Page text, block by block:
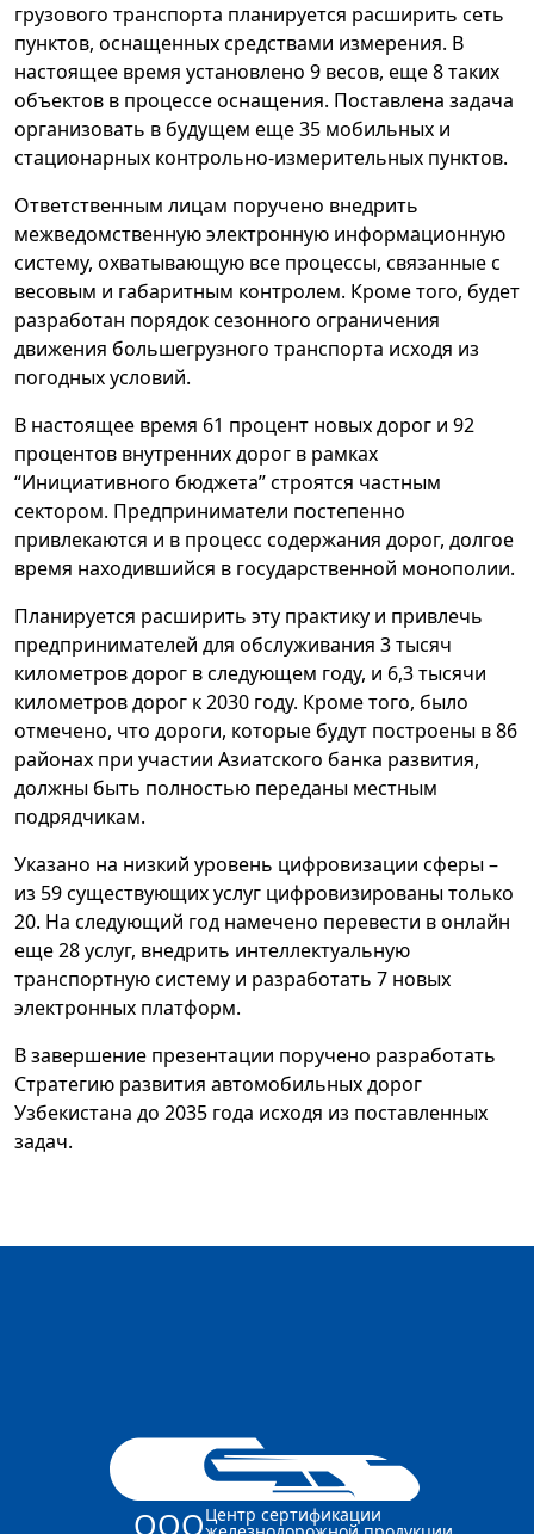
грузового транспорта планируется расширить сеть
пунктов, оснащенных средствами измерения. В
настоящее время установлено 9 весов, еще 8 таких
объектов в процессе оснащения. Поставлена задача
организовать в будущем еще 35 мобильных и
стационарных контрольно-измерительных пунктов.
Ответственным лицам поручено внедрить
межведомственную электронную информационную
систему, охватывающую все процессы, связанные с
весовым и габаритным контролем. Кроме того, будет
разработан порядок сезонного ограничения
движения большегрузного транспорта исходя из
погодных условий.
В настоящее время 61 процент новых дорог и 92
процентов внутренних дорог в рамках
“Инициативного бюджета” строятся частным
сектором. Предприниматели постепенно
привлекаются и в процесс содержания дорог, долгое
время находившийся в государственной монополии.
Планируется расширить эту практику и привлечь
предпринимателей для обслуживания 3 тысяч
километров дорог в следующем году, и 6,3 тысячи
километров дорог ­к 2030 году. Кроме того, было
отмечено, что дороги, которые будут построены в 86
районах при участии Азиатского банка развития,
должны быть полностью переданы местным
подрядчикам.
Указано на низкий уровень цифровизации сферы –
из 59 существующих услуг цифровизированы только
20. На следующий год намечено перевести в онлайн
еще 28 услуг, внедрить интеллектуальную
транспортную систему и разработать 7 новых
электронных платформ.
В завершение презентации поручено разработать
Стратегию развития автомобильных дорог
Узбекистана до 2035 года исходя из поставленных
задач.
ОООЦентр сертификации